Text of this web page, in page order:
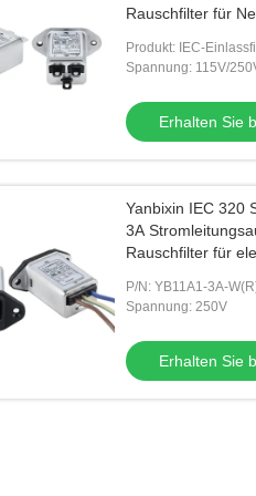
Rauschfilter für
Produkt: IEC-
Spannung: 115V/
Erhalten Sie
Yanbixin IEC 320
3A
Rauschfilter für
P/N: YB11A1-3A-
Spannung: 250V
Erhalten Sie